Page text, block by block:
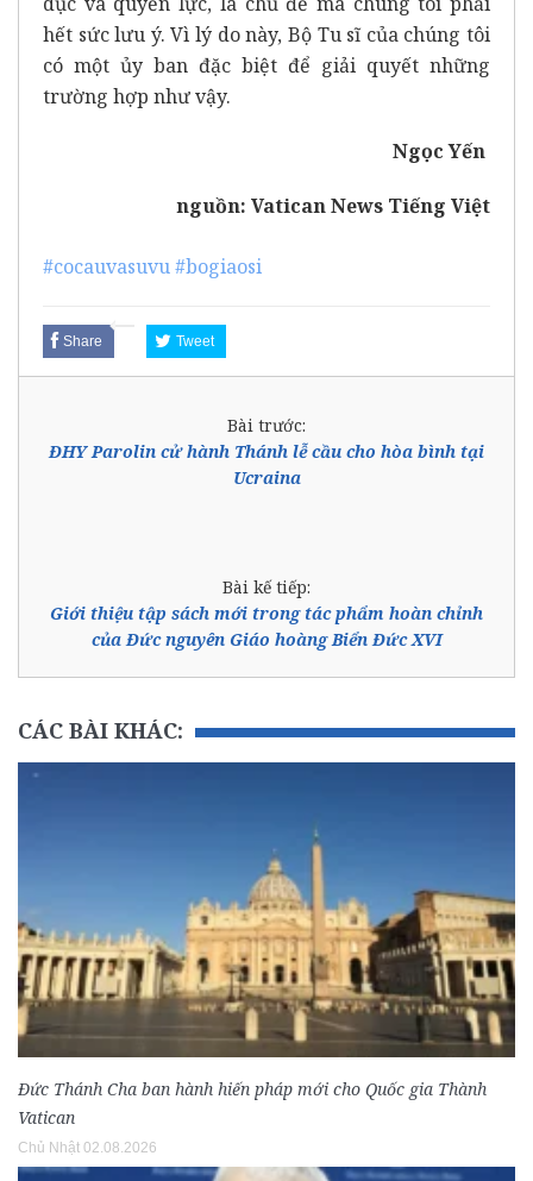
hết sức lưu ý. Vì lý do này, Bộ Tu sĩ của chúng tôi
có một ủy ban đặc biệt để giải quyết những
trường hợp như vậy.
Ngọc Yến
nguồn: Vatican News Tiếng Việt
#cocauvasuvu#bogiaosi
Share Tweet
Bài trước:
ĐHY Parolin cử hành Thánh lễ cầu cho hòa bình tại
Ucraina
Bài kế tiếp:
Giới thiệu tập sách mới trong tác phẩm hoàn chỉnh
của Đức nguyên Giáo hoàng Biển Đức XVI
CÁC BÀI KHÁC:
Đức Thánh Cha ban hành hiến pháp mới cho Quốc gia Thành
Vatican
Chủ Nhật 02.08.2026